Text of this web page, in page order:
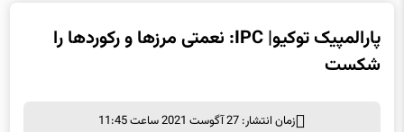
پارالمپیک توکیو| IPC: نعمتی مرزها و رکوردها را
شکست
زمان انتشار: 27 آگوست 2021 ساعت 11:45